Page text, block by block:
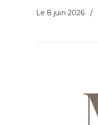
Le 8 juin 2026 /